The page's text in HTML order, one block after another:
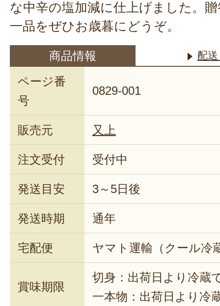
な中辛の塩加減に仕上げました。
一品をぜひお歳暮にどうぞ。
商品情報 配
ページ番
号
0829-001
販売元 又上
注文受付 受付中
発送目安 3～5日後
発送時期 通年
宅配便 ヤマト運輸（クール冷
賞味期限
切身：出荷日より冷蔵
一本物：出荷日より冷